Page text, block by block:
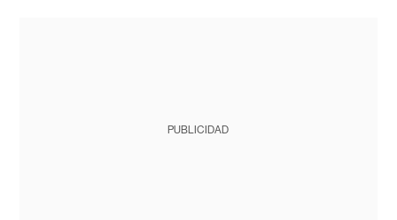
PUBLICIDAD